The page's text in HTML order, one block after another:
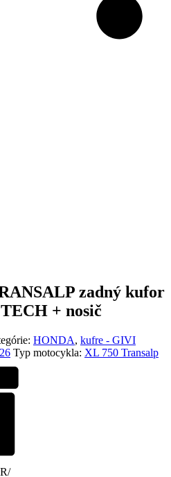
zadný kufor
+ nosič
HONDA, kufre - GIVI
Typ motocykla: XL 750 Transalp